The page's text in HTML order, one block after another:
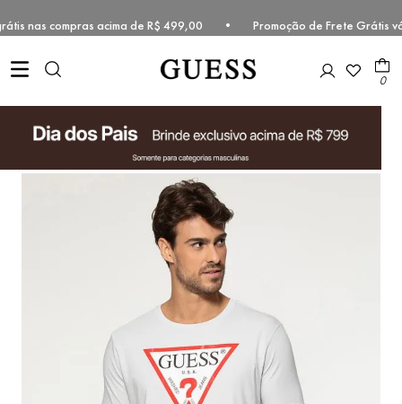
nas compras acima de R$ 499,00 • Promoção de Frete
0